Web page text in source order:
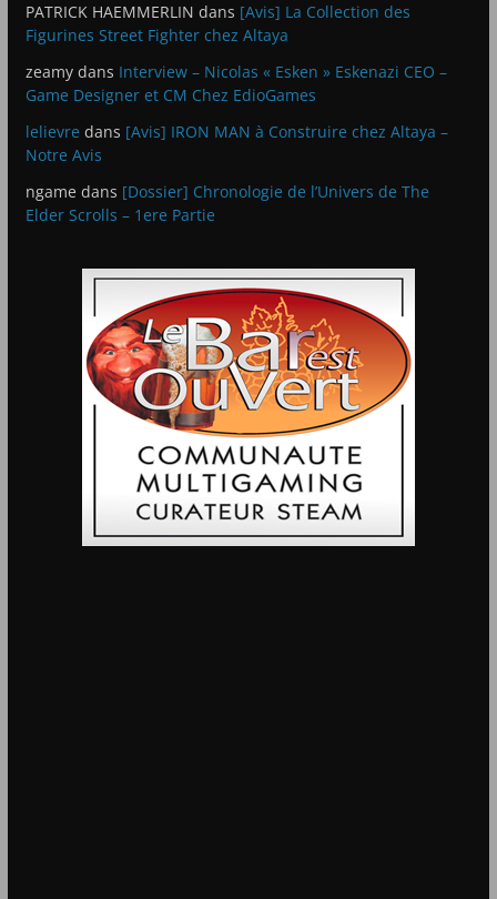
PATRICK HAEMMERLIN dans [Avis] La Collection des
Figurines Street Fighter chez Altaya
zeamydans Interview – Nicolas « Esken » Eskenazi CEO –
Game Designer et CM Chez EdioGames
lelievre dans [Avis] IRON MAN à Construire chez Altaya –
Notre Avis
ngame dans [Dossier] Chronologie de l’Univers de The
Elder Scrolls – 1ere Partie